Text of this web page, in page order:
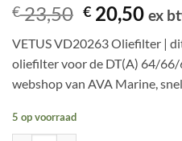
€23,50
prijs
was:
€ 23,50.
€ 20,50
is:
€
ex
VETUS VD20263 Oliefilter |
oliefilter voor de DT(A) 64/
webshop van AVA Marine,
5 op voorraad